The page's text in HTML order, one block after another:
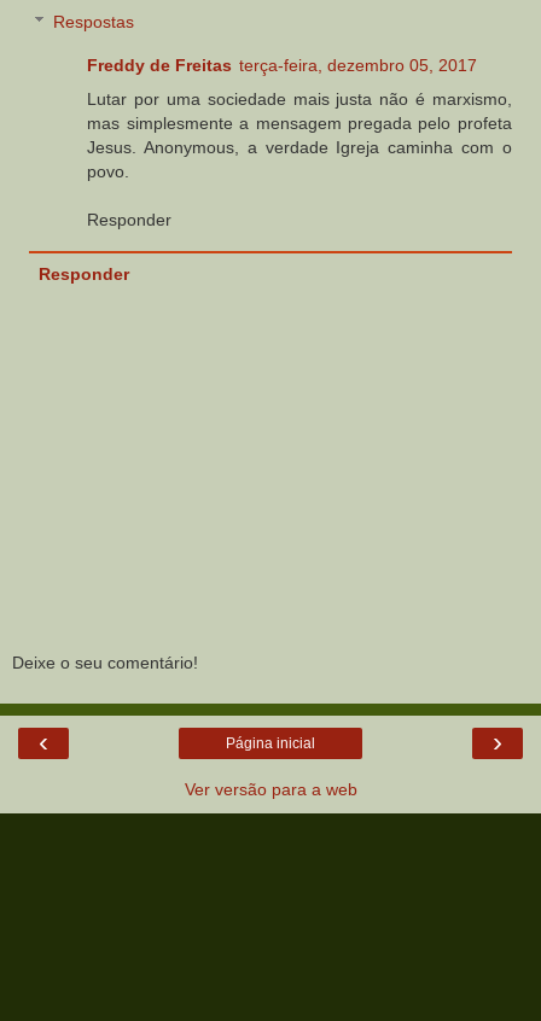
Respostas
Freddy de Freitas terça-feira, dezembro 05, 2017
Lutar por uma sociedade mais justa não é marxismo,
mas simplesmente a mensagem pregada pelo profeta
Jesus. Anonymous, a verdade Igreja caminha com o
povo.
Responder
Responder
Deixe o seu comentário!
‹ ›
Página inicial
Ver versão para a web